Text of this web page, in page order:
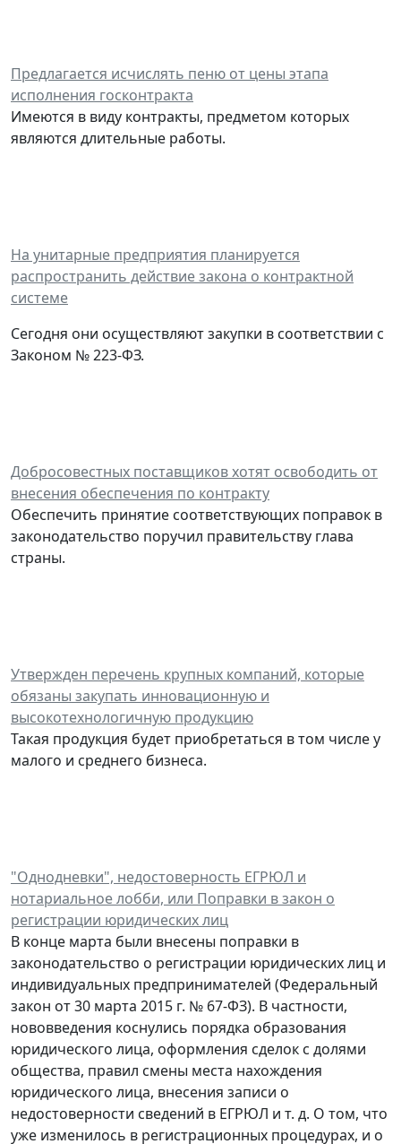
Предлагается исчислять пеню от цены этапа
исполнения госконтракта
Имеются в виду контракты, предметом которых
являются длительные работы.
На унитарные предприятия планируется
распространить действие закона о контрактной
системе
Сегодня они осуществляют закупки в соответствии с
Законом № 223-ФЗ.
Добросовестных поставщиков хотят освободить от
внесения обеспечения по контракту
Обеспечить принятие соответствующих поправок в
законодательство поручил правительству глава
страны.
Утвержден перечень крупных компаний, которые
обязаны закупать инновационную и
высокотехнологичную продукцию
Такая продукция будет приобретаться в том числе у
малого и среднего бизнеса.
"Однодневки", недостоверность ЕГРЮЛ и
нотариальное лобби, или Поправки в закон о
регистрации юридических лиц
В конце марта были внесены поправки в
законодательство о регистрации юридических лиц и
индивидуальных предпринимателей (Федеральный
закон от 30 марта 2015 г. № 67-ФЗ). В частности,
нововведения коснулись порядка образования
юридического лица, оформления сделок с долями
общества, правил смены места нахождения
юридического лица, внесения записи о
недостоверности сведений в ЕГРЮЛ и т. д. О том, что
уже изменилось в регистрационных процедурах, и о